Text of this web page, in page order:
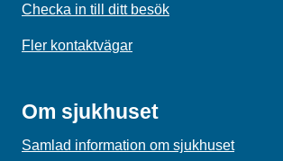
Checka in till ditt besök
Fler kontaktvägar
Om sjukhuset
Samlad information om sjukhuset